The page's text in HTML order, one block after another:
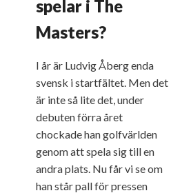
spelar i The
Masters?
I år är Ludvig Åberg enda
svensk i startfältet. Men det
är inte så lite det, under
debuten förra året
chockade han golfvärlden
genom att spela sig till en
andra plats. Nu får vi se om
han står pall för pressen